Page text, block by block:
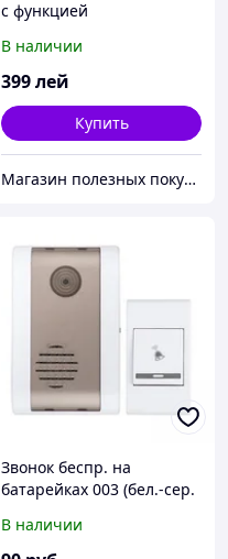
с функцией
В наличии
399лей
Купить
Магазин полезных покупок "Goodbuy"
Звонок беспр. на
батарейках 003 (бел.-сер.
АА дист. 80м.) EKF
В наличии